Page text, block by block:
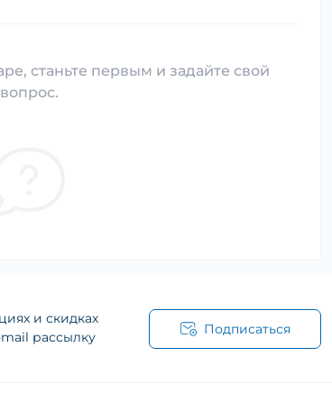
станьте первым и задайте свой
вопрос.
и скидках
рассылку
Подписаться